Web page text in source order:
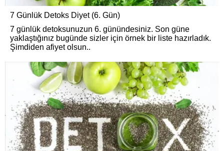
7 Günlük Detoks Diyet (6. Gün)
7 günlük detoksunuzun 6. günündesiniz. Son güne
yaklaştığınız bugünde sizler için örnek bir liste hazırladık.
Şimdiden afiyet olsun..